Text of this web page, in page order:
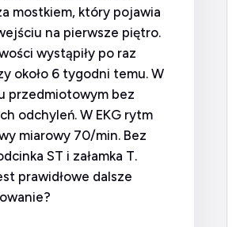
mostkiem, który pojawia
na pierwsze piętro.
wystąpiły po raz
około 6 tygodni temu. W
przedmiotowym bez
odchyleń. W EKG rytm
miarowy 70/min. Bez
ST i załamka T.
prawidłowe dalsze